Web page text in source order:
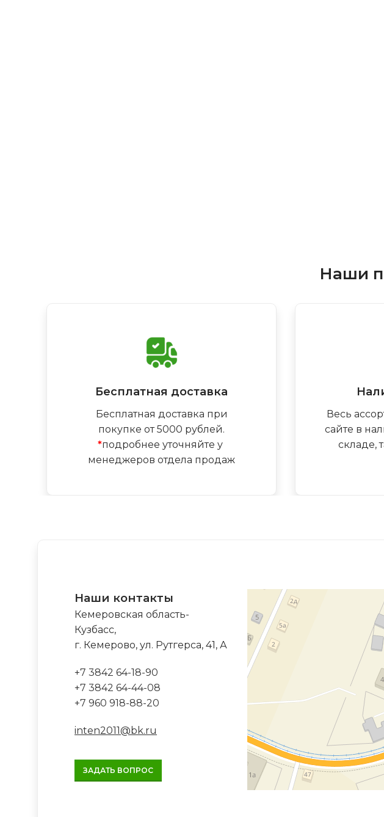
Наши
Бесплатная доставка
Бесплатная доставка при
покупке от 5000 рублей.
*подробнее уточняйте у
менеджеров отдела продаж
Весь
сайте в
складе,
Наши контакты
Кемеровская область-
Кузбасс,
г. Кемерово, ул. Рутгерса, 41, А
+7 3842 64-18-90
+7 3842 64-44-08
+7 960 918-88-20
inten2011@bk.ru
ЗАДАТЬ ВОПРОС